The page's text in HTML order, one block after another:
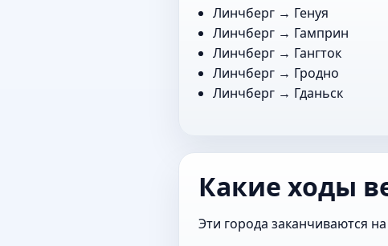
Линчберг → Генуя
Линчберг → Гамприн
Линчберг → Гангток
Линчберг → Гродно
Линчберг → Гданьск
Какие ходы
Эти города заканчиваются